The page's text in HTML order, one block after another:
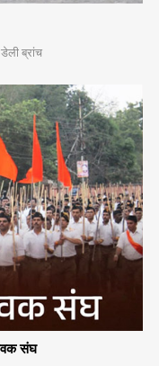
डेली ब्रांच
संघ